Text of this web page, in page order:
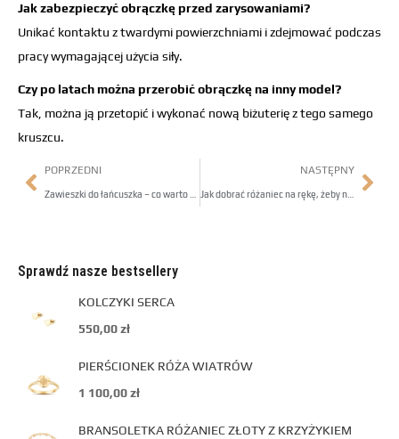
Jak zabezpieczyć obrączkę przed zarysowaniami?
Unikać kontaktu z twardymi powierzchniami i zdejmować podczas
pracy wymagającej użycia siły.
Czy po latach można przerobić obrączkę na inny model?
Tak, można ją przetopić i wykonać nową biżuterię z tego samego
kruszcu.
POPRZEDNI NASTĘPNY
Jak dobrać różaniec na rękę, żeby nie był tylko dodatkiem?
Sprawdź nasze bestsellery
KOLCZYKI SERCA
550,00zł
PIERŚCIONEK RÓŻA WIATRÓW
1 100,00zł
BRANSOLETKA RÓŻANIEC ZŁOTY Z KRZYŻYKIEM